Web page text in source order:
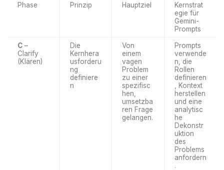
Phase Prinzip Hauptziel
Kernstrat
egie für
Gemini-
Prompts
C –
Clarify
(Klären)
Die
Kernhera
usforderu
ng
definiere
n
Von
einem
vagen
Problem
zu einer
spezifisc
hen,
umsetzba
ren Frage
gelangen.
Prompts
verwende
n, die
Rollen
definieren
, Kontext
herstellen
und eine
analytisc
he
Dekonstr
uktion
des
Problems
anfordern
.